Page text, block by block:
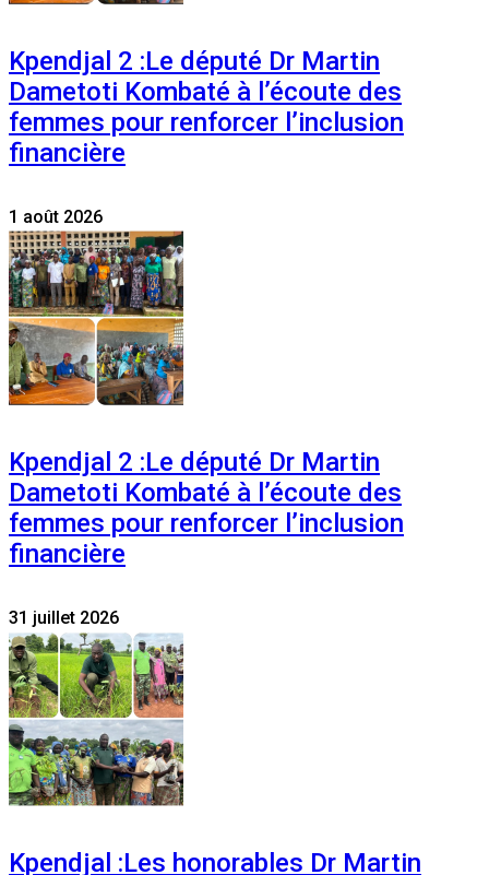
Kpendjal 2 :Le député Dr Martin
Dametoti Kombaté à l’écoute des
femmes pour renforcer l’inclusion
financière
1 août 2026
Kpendjal 2 :Le député Dr Martin
Dametoti Kombaté à l’écoute des
femmes pour renforcer l’inclusion
financière
31 juillet 2026
Kpendjal :Les honorables Dr Martin